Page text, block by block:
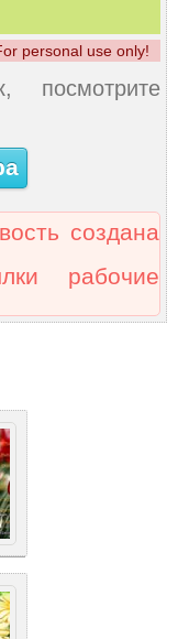
personal use only!
посмотрите
создана
рабочие